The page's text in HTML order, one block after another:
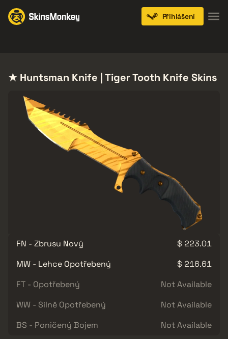
Přihlášení
★ Huntsman Knife | Tiger Tooth Knife Skins
FN - Zbrusu Nový
$ 223.01
MW - Lehce Opotřebený
$ 216.61
FT - Opotřebený
Not Available
WW - Silně Opotřebený
Not Available
BS - Poničený Bojem
Not Available